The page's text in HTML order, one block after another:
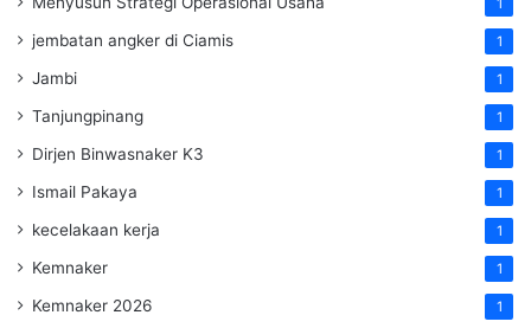
1
jembatan angker di Ciamis 1
Jambi 1
Tanjungpinang 1
Dirjen Binwasnaker K3 1
Ismail Pakaya 1
kecelakaan kerja 1
Kemnaker 1
Kemnaker 2026 1